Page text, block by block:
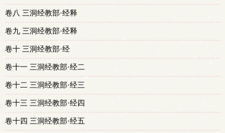
卷八 三洞经教部·经释
卷九 三洞经教部·经释
卷十 三洞经教部·经
卷十一 三洞经教部·经二
卷十二 三洞经教部·经三
卷十三 三洞经教部·经四
卷十四 三洞经教部·经五